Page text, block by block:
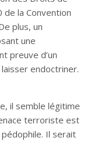
de la Convention
plus, un
une
preuve d’un
endoctriner.
il semble légitime
terroriste est
Il serait